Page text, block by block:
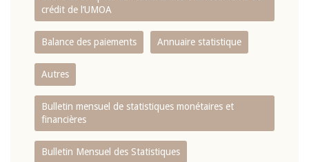
crédit de l‘UMOA
Balance des paiements Annuaire statistique
Autres
Bulletin mensuel de statistiques monétaires et
financières
Bulletin Mensuel des Statistiques